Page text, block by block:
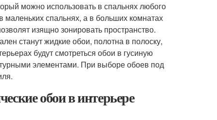
можно использовать в спальнях любого
спальнях, а в больших комнатах
изящно зонировать пространство.
станут жидкие обои, полотна в полоску,
будут смотреться обои в гусиную
элементами. При выборе обоев под
обои в интерьере